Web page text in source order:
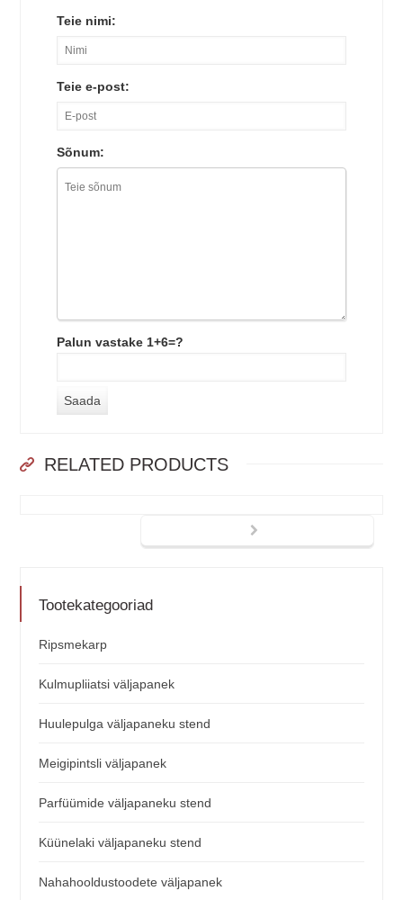
Teie nimi:
Teie e-post:
Sõnum:
Palun vastake 1+6=?
RELATED PRODUCTS
Tootekategooriad
Ripsmekarp
Kulmupliiatsi väljapanek
Huulepulga väljapaneku stend
Meigipintsli väljapanek
Parfüümide väljapaneku stend
Küünelaki väljapaneku stend
Nahahooldustoodete väljapanek